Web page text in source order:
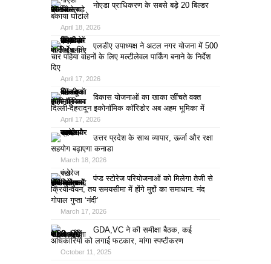
नोएडा प्राधिकरण के सबसे बड़े 20 बिल्डर
बकाया घोटाले
April 18, 2026
एलडीए उपाध्यक्ष ने अटल नगर योजना में 500
चार पहिया वाहनों के लिए मल्टीलेवल पार्किंग बनाने के निर्देश
दिए
April 17, 2026
विकास योजनाओं का खाका खींचते वक्त
दिल्ली-देहरादून इकोनॉमिक कॉरिडोर अब अहम भूमिका में
April 17, 2026
उत्तर प्रदेश के साथ व्यापार, ऊर्जा और रक्षा
सहयोग बढ़ाएगा कनाडा
March 18, 2026
पंप्ड स्टोरेज परियोजनाओं को मिलेगा तेजी से
क्रियान्वयन, तय समयसीमा में होंगे मुद्दों का समाधान: नंद
गोपाल गुप्ता ‘नंदी’
March 17, 2026
GDA,VC ने की समीक्षा बैठक, कई
अधिकारियों को लगाई फटकार, मांगा स्पष्टीकरण
October 11, 2025